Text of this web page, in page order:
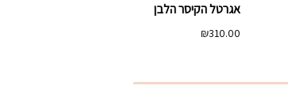
אגרטל הקיסר הלבן
₪310.00